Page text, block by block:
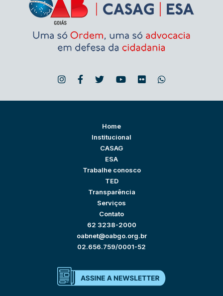
Home
Institucional
CASAG
ESA
Trabalhe conosco
TED
Transparência
Serviços
Contato
62 3238-2000
oabnet@oabgo.org.br
02.656.759/0001-52